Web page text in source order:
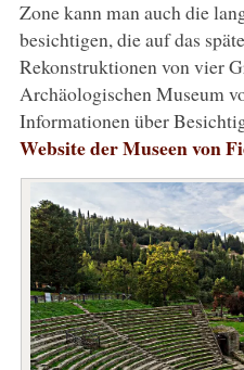
Zone kann man auch die
besichtigen, die auf das
Rekonstruktionen von vier
Archäologischen Museum
Informationen über
Website der Museen von